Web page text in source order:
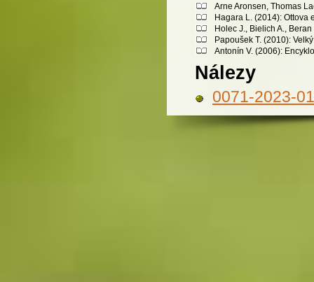
Arne Aronsen, Thomas
Hagara L. (2014): Ottova
Holec J., Bielich A.,
Papoušek T. (2010):
Antonín V. (2006):
Nálezy
0071-2023-